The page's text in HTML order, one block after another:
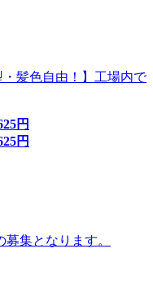
・髪色自由！】工場内で
円
円
集となります。